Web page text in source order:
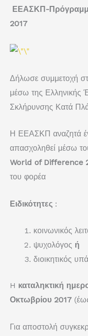
ΕΕΑΣΚΠ-
2017
Δήλωσε συμμετοχή
μέσω της Ελληνικής
Σκλήρυνσης Κατά
Η ΕΕΑΣΚΠ αναζητά
απασχοληθεί μέσω
World of Difference
του φορέα
Ειδικότητες :
κοινωνικός
ψυχολόγος ή
διοικητικός
H καταληκτική
Οκτωβρίου 2017
Για αποστολή